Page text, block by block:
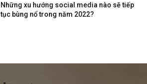
Những xu hướng social media nào sẽ tiếp
tục bùng nổ trong năm 2022?